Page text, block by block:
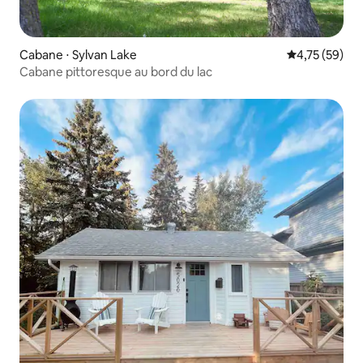
Cabane ⋅ Sylvan Lake Évaluation
4,75 (59)
Cabane pittoresque au bord du lac